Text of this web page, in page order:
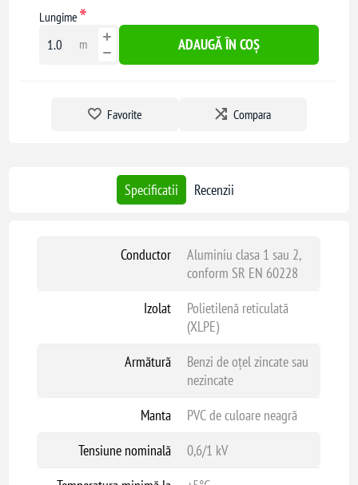
Lungime *
m ADAUGĂ ÎN COȘ
Favorite Compara
Specificatii Recenzii
Conductor
Aluminiu clasa 1 sau 2,
conform SR EN 60228
Izolat
Polietilenă reticulată
(XLPE)
Armătură
Benzi de oțel zincate sau
nezincate
Manta
PVC de culoare neagră
Tensiune nominală
0,6/1 kV